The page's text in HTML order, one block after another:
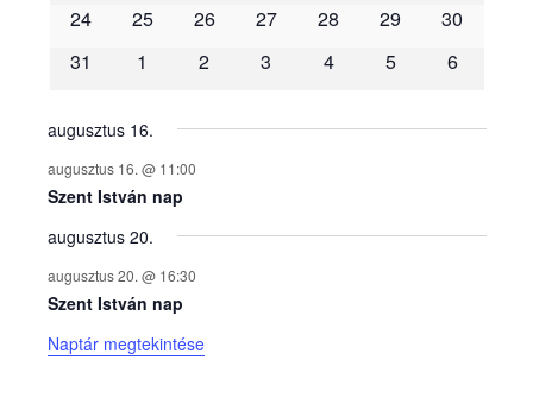
é
n
y
e
k
n
a
24
25 26 27 28 29
30
31
1 2 3 4 5 6
augusztus 16.
augusztus 16. @ 11:00
Szent István nap
augusztus 20.
augusztus 20. @ 16:30
Szent István nap
Naptár megtekintése